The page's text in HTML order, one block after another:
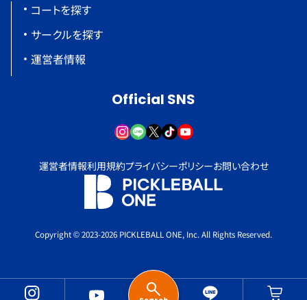
コートを探す
サークルを探す
運営者情報
Official SNS
運営者情報利用規約プライバシーポリシーお問い合わせ
Copyright © 2023-2026 PICKLEBALL ONE, Inc. All Rights Reserved.